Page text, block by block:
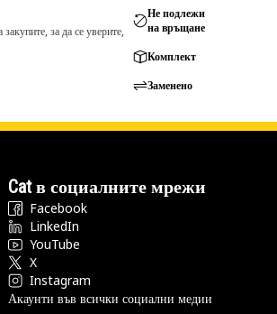
за да се уверите,
Не подлежи
на връщане
Комплект
Заменено
Cat в социалните мрежи
Facebook
LinkedIn
YouTube
X
Instagram
Акаунти във всички социални медии